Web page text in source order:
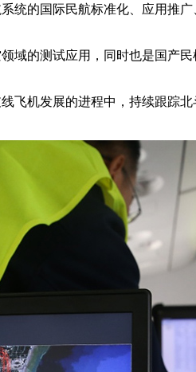
统的国际民航标准化、应用推
域的测试应用，同时也是国产
飞机发展的进程中，持续跟踪